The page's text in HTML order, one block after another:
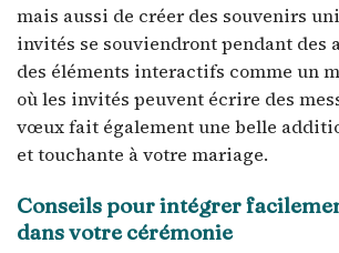
mais aussi de créer des souvenirs
invités se souviendront pendant des
des éléments interactifs comme un
où les invités peuvent écrire des
vœux fait également une belle
et touchante à votre mariage.
Conseils pour intégrer
dans votre cérémonie